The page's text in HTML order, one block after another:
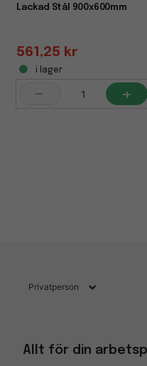
Lackad Stål 900x600mm
561,25 kr
i lager
- +
Allt för din